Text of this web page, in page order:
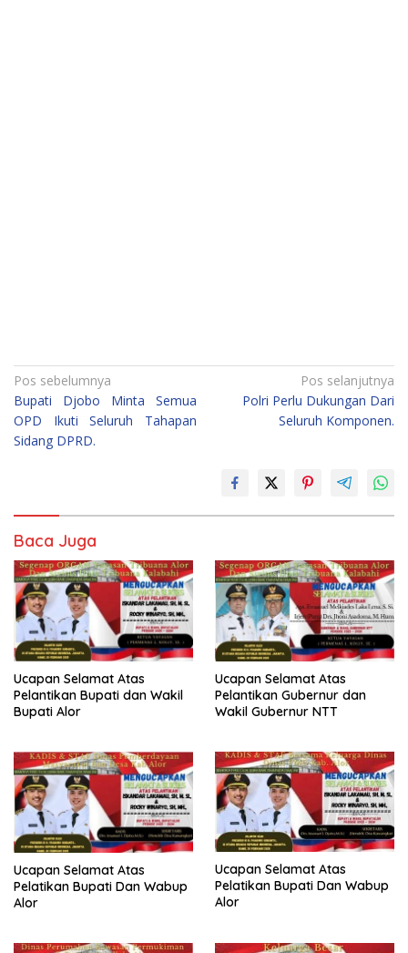
Navigasi
pos
Pos sebelumnya
Bupati Djobo Minta Semua
OPD Ikuti Seluruh Tahapan
Sidang DPRD.
Pos selanjutnya
Polri Perlu Dukungan Dari
Seluruh Komponen.
Baca Juga
Ucapan Selamat Atas
Pelantikan Bupati dan Wakil
Bupati Alor
Ucapan Selamat Atas
Pelantikan Gubernur dan
Wakil Gubernur NTT
Ucapan Selamat Atas
Pelatikan Bupati Dan Wabup
Alor
Ucapan Selamat Atas
Pelatikan Bupati Dan Wabup
Alor